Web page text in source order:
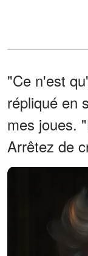
"Ce n'est
répliqué en
mes joues.
Arrêtez de